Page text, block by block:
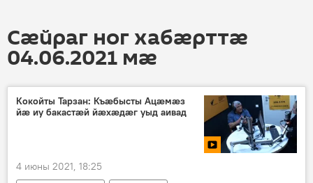
Сӕйраг ног хабӕрттӕ
04.06.2021 мӕ
Кокойты Тарзан: Къæбысты Ацæмæз
йæ иу бакастæй йæхæдæг уыд аивад
4 июны 2021, 18:25